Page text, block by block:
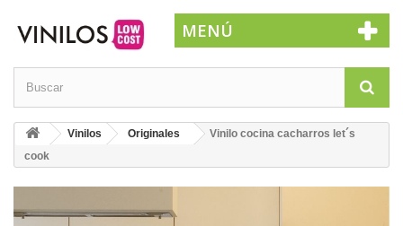
MENÚ
Vinilos Originales
Vinilo cocina cacharros let´s
cook